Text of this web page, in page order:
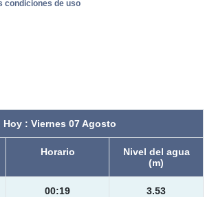
condiciones de uso
Hoy : Viernes 07 Agosto
Horario
Nivel del agua
(m)
00:19 3.53